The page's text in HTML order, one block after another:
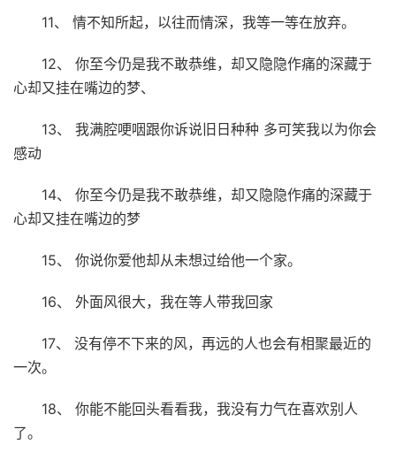
11、 情不知所起，以往而情深，我等一等在放弃。
12、 你至今仍是我不敢恭维，却又隐隐作痛的深藏于
心却又挂在嘴边的梦、
13、 我满腔哽咽跟你诉说旧日种种 多可笑我以为你会
感动
14、 你至今仍是我不敢恭维，却又隐隐作痛的深藏于
心却又挂在嘴边的梦
15、 你说你爱他却从未想过给他一个家。
16、 外面风很大，我在等人带我回家
17、 没有停不下来的风，再远的人也会有相聚最近的
一次。
18、 你能不能回头看看我，我没有力气在喜欢别人
了。